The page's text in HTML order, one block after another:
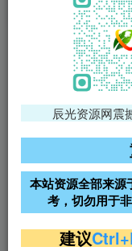
VIP特权介绍
免费领支付宝红
阿里云2核2G200M服
年
超低价文字广告位
辰光资源网震
本站资源全部来源
考，切勿用于
建议